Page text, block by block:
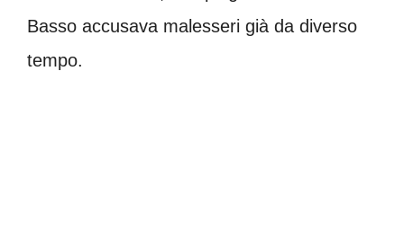
Basso accusava malesseri già da diverso
tempo.